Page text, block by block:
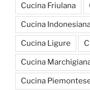
Cucina Friulana
Cucina
Cucina Ligure
Cucina
Cucina